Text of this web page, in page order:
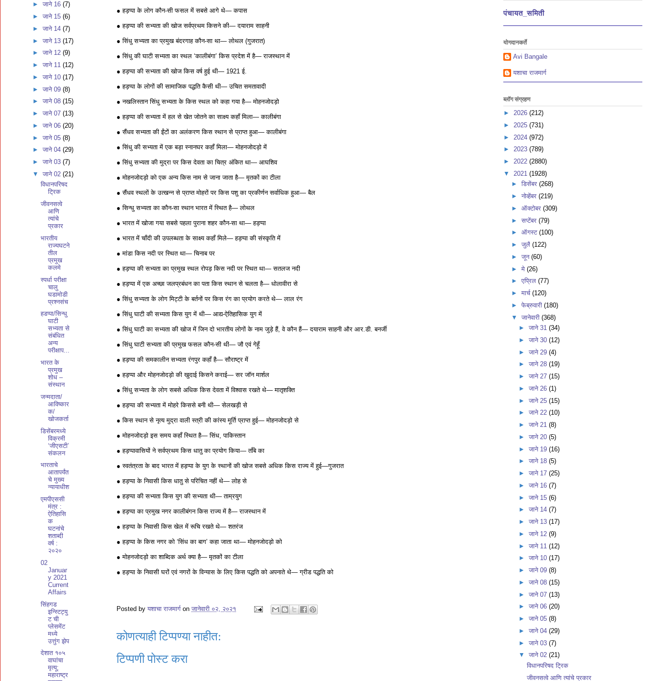
● हड़प्पा के लोग कौन-सी फसल में सबसे आगे थे— कपास
● हड़प्पा की सभ्यता की खोज सर्वप्रथम किसने की— दयाराम साहनी
● सिंधु सभ्यता का प्रमुख बंदरगाह कौन-सा था— लोथल (गुजरात)
● सिंधु की घाटी सभ्यता का स्थल ‘कालीबंगा’ किस प्रदेश में है— राजस्थान में
● हड़प्पा की सभ्यता की खोज किस वर्ष हुई थी— 1921 ई.
● हड़प्पा के लोगों की सामाजिक पद्धति कैसी थी— उचित समतावादी
● नखलिस्तान सिंधु सभ्यता के किस स्थल को कहा गया है— मोहनजोदड़ो
● हड़प्पा की सभ्यता में हल से खेत जोतने का साक्ष्य कहाँ मिला— कालीबंगा
● सैंधव सभ्यता की ईंटों का अलंकरण किस स्थान से प्राप्त हुआ— कालीबंगा
● सिंधु की सभ्यता में एक बड़ा स्नानघर कहाँ मिला— मोहनजोदड़ो में
● सिंधु सभ्यता की मुद्रा पर किस देवता का चित्र अंकित था— आघशिव
● मोहनजोदड़ो को एक अन्य किस नाम से जाना जाता है— मृतकों का टीला
● सैंधव स्थलों के उत्खन्न से प्राप्त मोहरों पर किस पशु का प्रकीर्णन सर्वाधिक हुआ— बैल
● सिन्धु सभ्यता का कौन-सा स्थान भारत में स्थित है— लोथल
● भारत में खोजा गया सबसे पहला पुराना शहर कौन-सा था— हड़प्पा
● भारत में चाँदी की उपलब्धता के साक्ष्य कहाँ मिले— हड़प्पा की संस्कृति में
● मांडा किस नदी पर स्थित था— चिनाब पर
● हड़प्पा की सभ्यता का प्रमुख स्थल रोपड़ किस नदी पर स्थित था— सतलज नदी
● हड़प्पा में एक अच्छा जलप्रबंधन का पता किस स्थान से चलता है— धोलावीरा से
● सिंधु सभ्यता के लोग मिट्टी के बर्तनों पर किस रंग का प्रयोग करते थे— लाल रंग
● सिंधु घाटी की सभ्यता किस युग में थी— आद्य-ऐतिहासिक युग में
● सिंधु घाटी का सभ्यता की खोज में जिन दो भारतीय लोगों के नाम जुड़े हैं, वे कौन हैं— दयाराम साहनी और आर.डी. बनर्जी
● सिंधु घाटी सभ्यता की प्रमुख फसल कौन-सी थी— जौ एवं गेहूँ
● हड़प्पा की समकालीन सभ्यता रंगपुर कहाँ है— सौराष्ट्र में
● हड़प्पा और मोहनजोदड़ो की खुदाई किसने कराई— सर जॉन मार्शल
● सिंधु सभ्यता के लोग सबसे अधिक किस देवता में विश्वास रखते थे— मातृशक्ति
● हड़प्पा की सभ्यता में मोहरे किससे बनी थी— सेलखड़ी से
● किस स्थान से नृत्य मुद्रा वाली स्त्री की कांस्य मूर्ति प्राप्त हुई— मोहनजोदड़ो से
● मोहनजोदड़ो इस समय कहाँ स्थित है— सिंध, पाकिस्तान
● हड़प्पावासियों ने सर्वप्रथम किस धातु का प्रयोग किया— ताँबे का
● स्वतंत्रता के बाद भारत में हड़प्पा के युग के स्थानों की खोज सबसे अधिक किस राज्य में हुई—गुजरात
● हड़प्पा के निवासी किस धातु से परिचित नहीं थे— लोह से
● हड़प्पा की सभ्यता किस युग की सभ्यता थी— ताम्रयुग
● हड़प्पा का प्रमुख नगर कालीबंगन किस राज्य में है— राजस्थान में
● हड़प्पा के निवासी किस खेल में रूचि रखते थे— शतरंज
● हड़प्पा के किस नगर को ‘सिंध का बाग’ कहा जाता था— मोहनजोदड़ो को
● मोहनजोदड़ो का शाब्दिक अर्थ क्या है— मृतकों का टीला
● हड़प्पा के निवासी घरों एवं नगरों के विन्यास के लिए किस पद्धति को अपनाते थे— ग्रीड पद्धति को
Posted by यशाचा राजमार्ग on जानेवारी ०२, २०२१
कोणत्याही टिप्पण्‍या नाहीत:
टिप्पणी पोस्ट करा
►जाने 16(7)
►जाने 15(6)
►जाने 14(7)
►जाने 13(17)
►जाने 12(9)
►जाने 11(12)
►जाने 10(17)
►जाने 09(8)
►जाने 08(15)
►जाने 07(13)
►जाने 06(20)
►जाने 05(8)
►जाने 04(29)
►जाने 03(7)
▼जाने 02(21)
विधानपरिषद
ट्रिक
जीवनसत्वे
आणि
त्यांचे
प्रकार
भारतीय
राज्यघटने
तील
प्रमुख
कलमे
स्पर्धा परीक्षा
चालु
घडामोडी
प्रश्नसंच
हडप्पा/सिन्धु
घाटी
सभ्यता से
संबंधित
अन्य
परीक्षाप...
भारत के
प्रमुख
शोध –
संस्थान
जन्मदाता/
आविष्कार
क/
खोजकर्ता
डिसेंबरमध्ये
विक्रमी
‘जीएसटी’
संकलन
भारताचे
आतापर्यंत
चे मुख्य
न्यायाधीश
एमपीएससी
मंत्र :
ऐतिहासि
क
घटनांचे
शताब्दी
वर्ष :
२०२०
02
Januar
y 2021
Current
Affairs
सिंहगड
इन्स्टिट्यु
ट ची
प्लेसमेंट
मध्ये
उत्तुंग झेप
देशात १०५
वाघांचा
मृत्यू;
महाराष्ट्र
पंचायत_समिती
योगदानकर्ते
Avi Bangale
यशाचा राजमार्ग
ब्लॉग संग्रहण
► 2026 (212)
► 2025 (731)
► 2024 (972)
► 2023 (789)
► 2022 (2880)
▼ 2021 (1928)
► डिसेंबर (268)
► नोव्हेंबर (219)
► ऑक्टोबर (309)
► सप्टेंबर (79)
► ऑगस्ट (100)
► जुलै (122)
► जून (60)
► मे (26)
► एप्रिल (77)
► मार्च (120)
► फेब्रुवारी (180)
▼ जानेवारी (368)
►जाने 31(34)
►जाने 30(12)
►जाने 29(4)
►जाने 28(19)
►जाने 27(15)
►जाने 26(1)
►जाने 25(15)
►जाने 22(10)
►जाने 21(8)
►जाने 20(5)
►जाने 19(16)
►जाने 18(5)
►जाने 17(25)
►जाने 16(7)
►जाने 15(6)
►जाने 14(7)
►जाने 13(17)
►जाने 12(9)
►जाने 11(12)
►जाने 10(17)
►जाने 09(8)
►जाने 08(15)
►जाने 07(13)
►जाने 06(20)
►जाने 05(8)
►जाने 04(29)
►जाने 03(7)
▼जाने 02(21)
विधानपरिषद ट्रिक
जीवनसत्वे आणि त्यांचे प्रकार